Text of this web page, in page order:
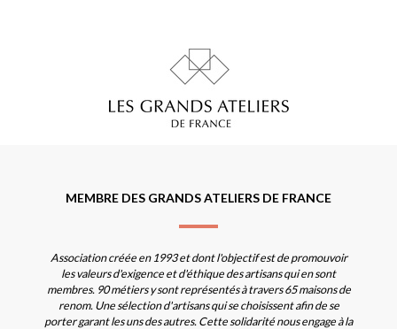
MEMBRE DES GRANDS ATELIERS DE FRANCE
Association créée en 1993 et dont l'objectif est de promouvoir
les valeurs d'exigence et d'éthique des artisans qui en sont
membres. 90 métiers y sont représentés à travers 65 maisons de
renom. Une sélection d'artisans qui se choisissent afin de se
porter garant les uns des autres. Cette solidarité nous engage à la